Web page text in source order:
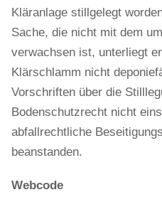
Kläranlage stillgelegt
Sache, die nicht mit dem
verwachsen ist, unterliegt
Klärschlamm nicht
Vorschriften über die
Bodenschutzrecht nicht
abfallrechtliche
beanstanden.
Webcode